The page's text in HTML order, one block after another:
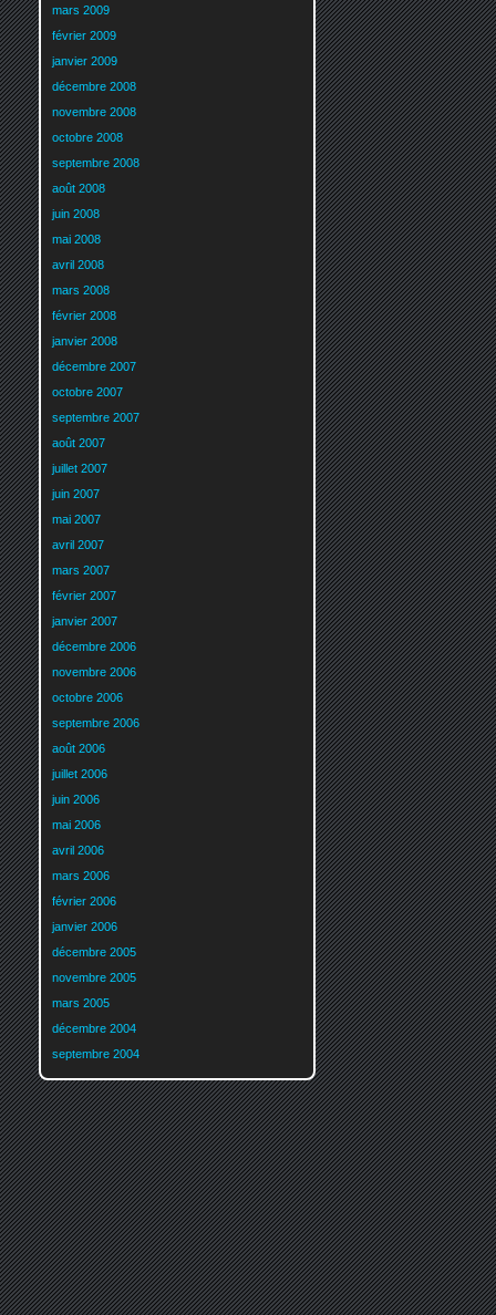
mars 2009
février 2009
janvier 2009
décembre 2008
novembre 2008
octobre 2008
septembre 2008
août 2008
juin 2008
mai 2008
avril 2008
mars 2008
février 2008
janvier 2008
décembre 2007
octobre 2007
septembre 2007
août 2007
juillet 2007
juin 2007
mai 2007
avril 2007
mars 2007
février 2007
janvier 2007
décembre 2006
novembre 2006
octobre 2006
septembre 2006
août 2006
juillet 2006
juin 2006
mai 2006
avril 2006
mars 2006
février 2006
janvier 2006
décembre 2005
novembre 2005
mars 2005
décembre 2004
septembre 2004